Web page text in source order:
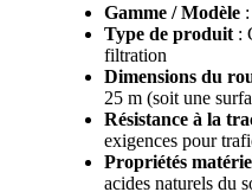
Gamme / Modèle
Type de produit :
filtration
Dimensions du
25 m (soit une
Résistance à la
exigences pour
Propriétés
acides naturels du